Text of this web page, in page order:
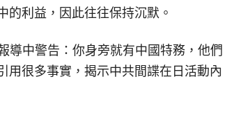
的利益，因此往往保持沉默。
導中警告：你身旁就有中國特務，他們
用很多事實，揭示中共間諜在日活動內